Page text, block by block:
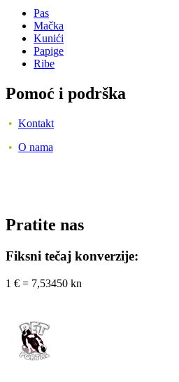
Pas
Mačka
Kunići
Papige
Ribe
Pomoć i podrška
• Kontakt
• O nama
Pratite nas
Fiksni tečaj konverzije:
1 € = 7,53450 kn